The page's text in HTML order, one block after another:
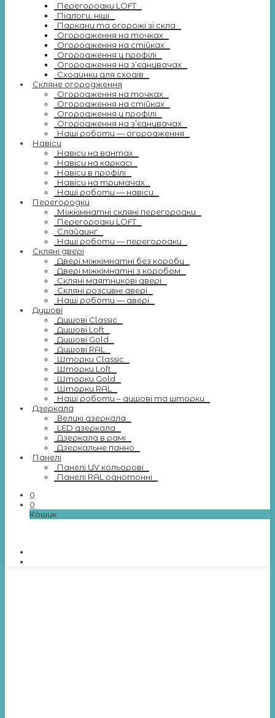
Перегородки LOFT
Підлоги, ніші
Паркани та огорожі зі скла
Огородження на точках
Огородження на стійках
Огородження у профілі
Огородження на з’єднувачах
Сходинки для сходів
Скляне огородження
Огородження на точках
Огородження на стійках
Огородження у профілі
Огородження на з’єднувачах
Наші роботи — огородження
Навіси
Навіси на вантах
Навіси на каркасі
Навіси в профілі
Навіси на тримачах
Наші роботи — навіси
Перегородки
Міжкімнатні скляні перегородки
Перегородки LOFT
Слайдинг
Наші роботи — перегородки
Скляні двері
Двері міжкімнатні без коробу
Двері міжкімнатні з коробом
Скляні маятникові двері
Скляні розсувні двері
Наші роботи — двері
Душові
Душові Classic
Душові Loft
Душові Gold
Душові RAL
Шторки Classic
Шторки Loft
Шторки Gold
Шторки RAL
Наші роботи – душові та шторки
Дзеркала
Великі дзеркала
LED дзеркала
Дзеркала в рамі
Дзеркальне панно
Панелі
Панелі UV кольорові
Панелі RAL однотонні
0
0
Кошик